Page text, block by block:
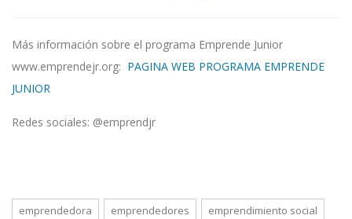
Más información sobre el programa Emprende Junior
www.emprendejr.org: PAGINA WEB PROGRAMA EMPRENDE
JUNIOR
Redes sociales: @emprendjr
emprendedora emprendedores emprendimiento social